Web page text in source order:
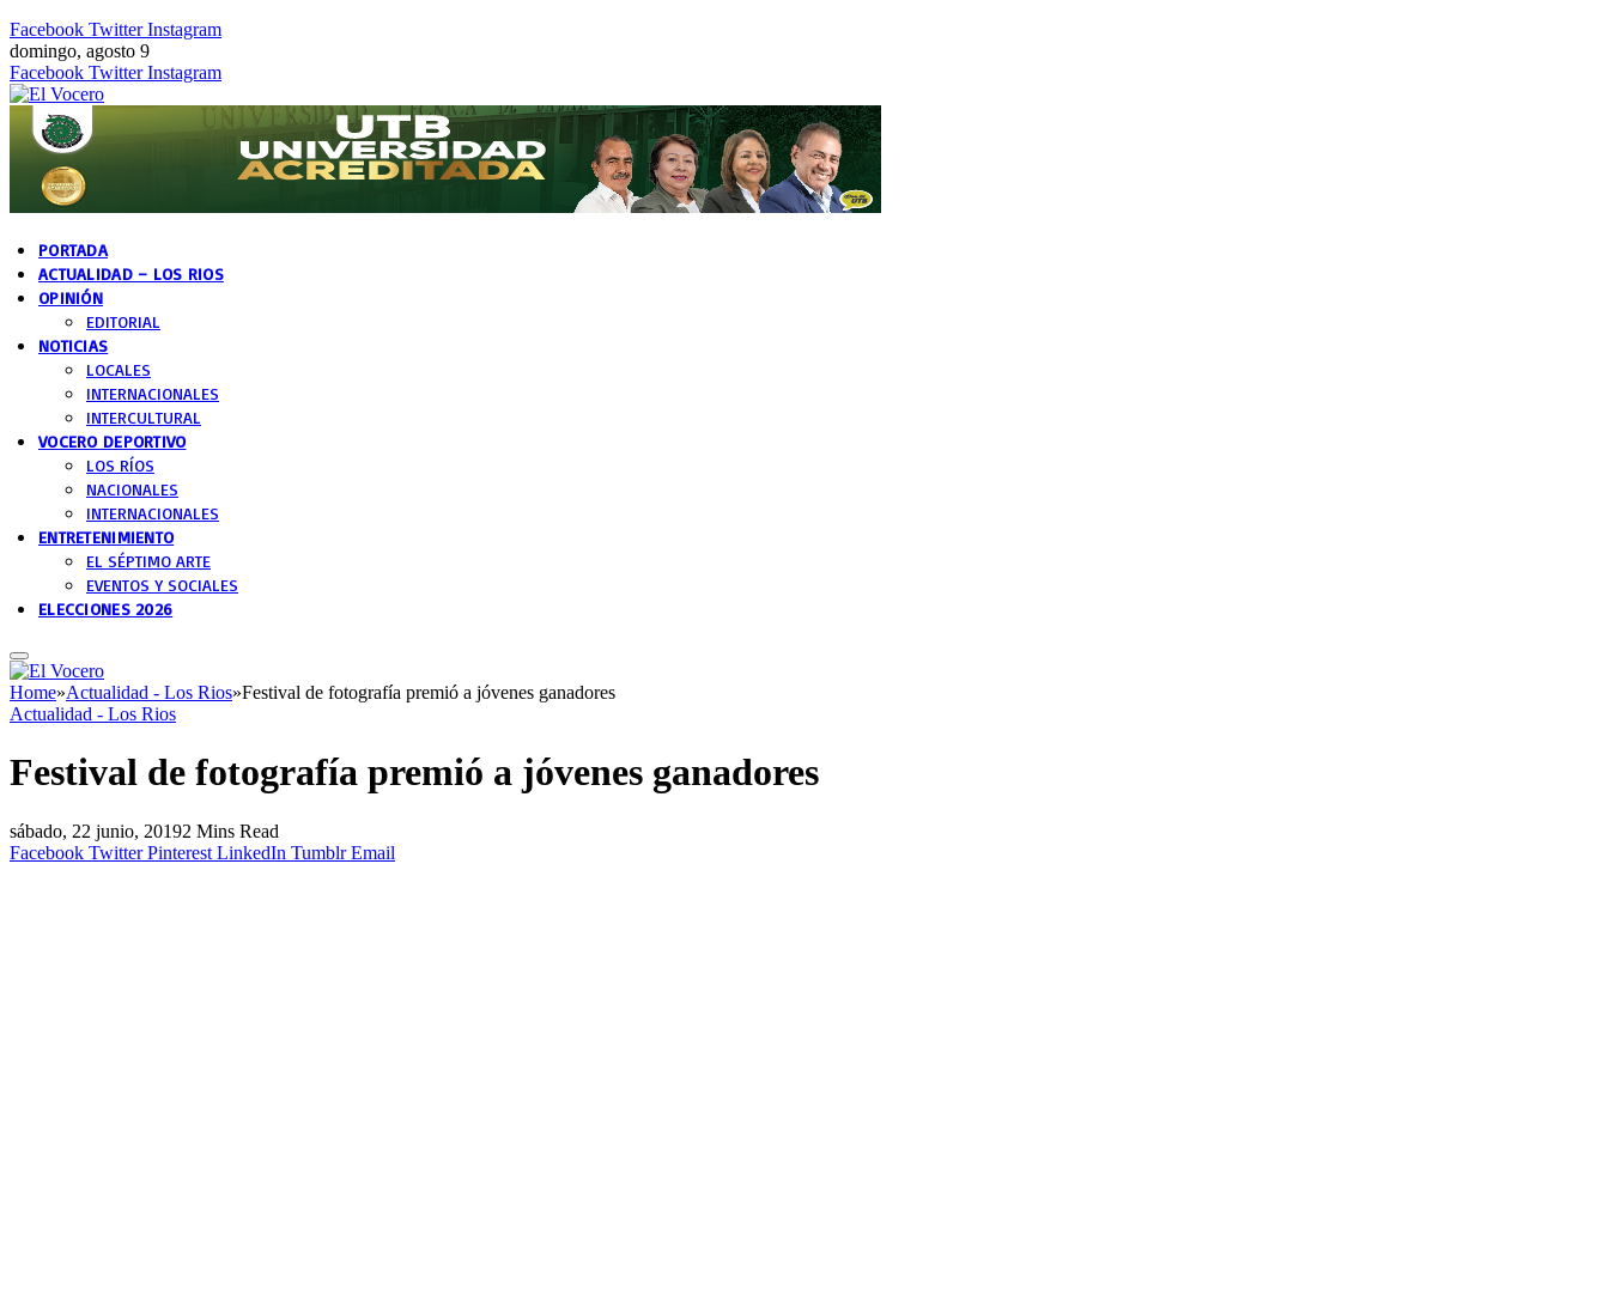
Facebook Twitter Instagram
domingo, agosto 9
Facebook Twitter Instagram
PORTADA
ACTUALIDAD – LOS RIOS
OPINIÓN
EDITORIAL
NOTICIAS
LOCALES
INTERNACIONALES
INTERCULTURAL
VOCERO DEPORTIVO
LOS RÍOS
NACIONALES
INTERNACIONALES
ENTRETENIMIENTO
EL SÉPTIMO ARTE
EVENTOS Y SOCIALES
ELECCIONES 2026
Home»Actualidad - Los Rios»Festival de fotografía premió a jóvenes ganadores
Actualidad - Los Rios
Festival de fotografía premió a jóvenes ganadores
sábado, 22 junio, 20192 Mins Read
Facebook Twitter Pinterest LinkedIn Tumblr Email